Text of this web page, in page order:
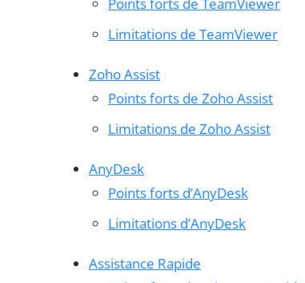
Limitations de TeamViewer
Zoho Assist
Points forts de Zoho Assist
Limitations de Zoho Assist
AnyDesk
Points forts d’AnyDesk
Limitations d’AnyDesk
Assistance Rapide